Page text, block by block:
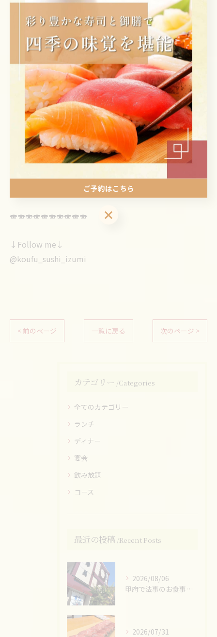
🍣🍣🍣🍣🍣🍣🍣🍣🍣🍣
地元で愛されて60年✨
すし・うまいもの処 伊津美（いづみ）
定休日 第3火曜日・水曜日
ランチ🍽𝟣𝟣時〜𝟣𝟦時
ディナー🍽𝟣𝟩時〜22時（𝖫.𝖮 & 最終入店21時）
山梨県甲府市飯田𝟦-𝟣-𝟦
🍣🍣🍣🍣🍣🍣🍣🍣🍣🍣
↓Follow me↓
@koufu_sushi_izumi
< 前のページ 一覧に戻る 次のページ >
カテゴリー Categories
全てのカテゴリー
ランチ
ディナー
宴会
飲み放題
コース
最近の投稿 Recent Posts
2026/08/06
甲府で法事のお食事ならお任せください！
2026/07/31
ご予約はこちら
ご予約はこちら